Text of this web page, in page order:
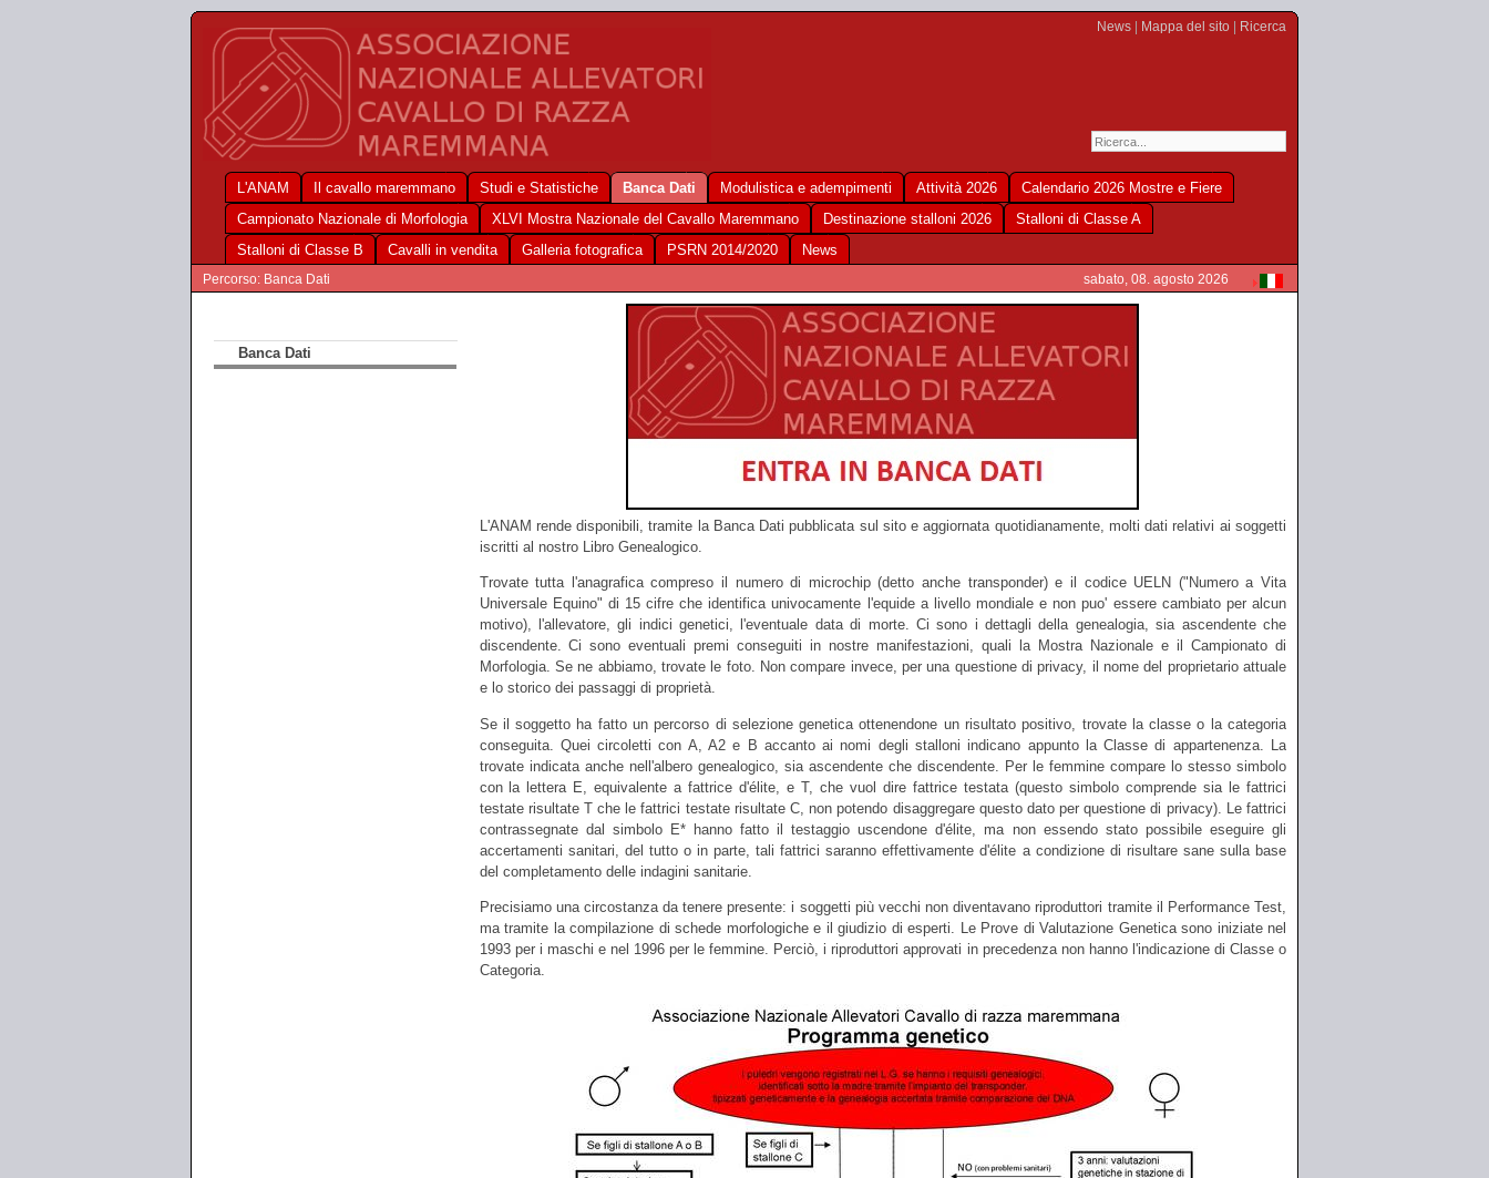
News Mappa del sito Ricerca
L'ANAM Il cavallo maremmano Studi e Statistiche Banca Dati Modulistica e adempimenti Attività 2026
Calendario 2026 Mostre e Fiere
Campionato Nazionale di Morfologia
XLVI Mostra Nazionale del Cavallo Maremmano Destinazione stalloni 2026
Stalloni di Classe A
Stalloni di Classe B
Cavalli in vendita Galleria fotografica PSRN 2014/2020 News
Percorso: Banca Dati sabato, 08. agosto 2026
Banca Dati
L'ANAM rende disponibili, tramite la Banca Dati pubblicata sul sito e aggiornata quotidianamente, molti dati relativi ai soggetti
iscritti al nostro Libro Genealogico.
Trovate tutta l'anagrafica compreso il numero di microchip (detto anche transponder) e il codice UELN ("Numero a Vita
Universale Equino" di 15 cifre che identifica univocamente l'equide a livello mondiale e non puo' essere cambiato per alcun
motivo), l'allevatore, gli indici genetici, l'eventuale data di morte. Ci sono i dettagli della genealogia, sia ascendente che
discendente. Ci sono eventuali premi conseguiti in nostre manifestazioni, quali la Mostra Nazionale e il Campionato di
Morfologia. Se ne abbiamo, trovate le foto. Non compare invece, per una questione di privacy, il nome del proprietario attuale
e lo storico dei passaggi di proprietà.
Se il soggetto ha fatto un percorso di selezione genetica ottenendone un risultato positivo, trovate la classe o la categoria
conseguita. Quei circoletti con A, A2 e B accanto ai nomi degli stalloni indicano appunto la Classe di appartenenza. La
trovate indicata anche nell'albero genealogico, sia ascendente che discendente. Per le femmine compare lo stesso simbolo
con la lettera E, equivalente a fattrice d'élite, e T, che vuol dire fattrice testata (questo simbolo comprende sia le fattrici
testate risultate T che le fattrici testate risultate C, non potendo disaggregare questo dato per questione di privacy). Le fattrici
contrassegnate dal simbolo E* hanno fatto il testaggio uscendone d'élite, ma non essendo stato possibile eseguire gli
accertamenti sanitari, del tutto o in parte, tali fattrici saranno effettivamente d'élite a condizione di risultare sane sulla base
del completamento delle indagini sanitarie.
Precisiamo una circostanza da tenere presente: i soggetti più vecchi non diventavano riproduttori tramite il Performance Test,
ma tramite la compilazione di schede morfologiche e il giudizio di esperti. Le Prove di Valutazione Genetica sono iniziate nel
1993 per i maschi e nel 1996 per le femmine. Perciò, i riproduttori approvati in precedenza non hanno l'indicazione di Classe o
Categoria.